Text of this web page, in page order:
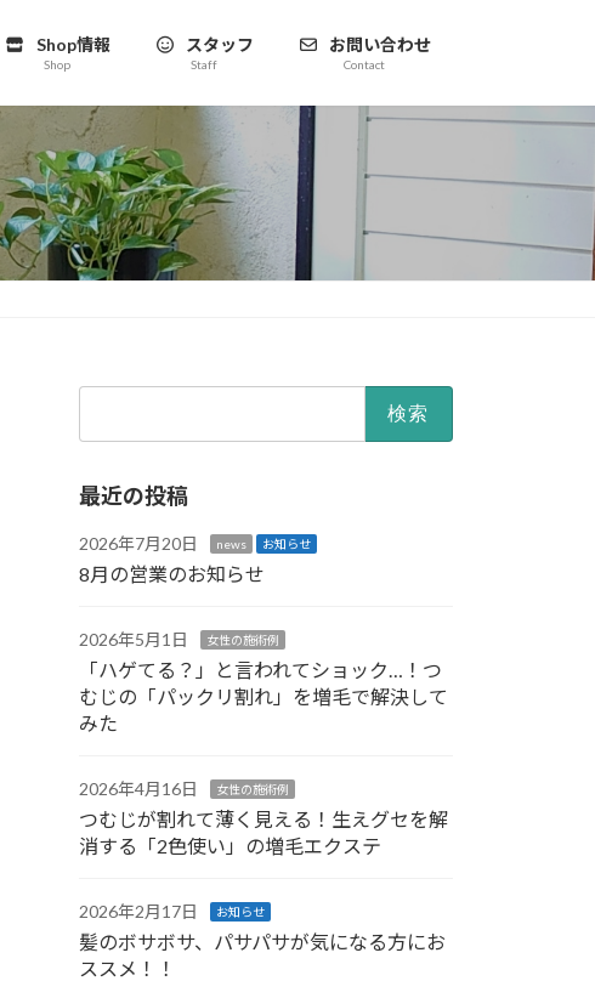
Shop情報
Shop
スタッフ
Staff
お問い合わせ
Contact
最近の投稿
2026年7月20日 news お知らせ
8月の営業のお知らせ
2026年5月1日 女性の施術例
「ハゲてる？」と言われてショック…！つ
むじの「パックリ割れ」を増毛で解決して
みた
2026年4月16日 女性の施術例
つむじが割れて薄く見える！生えグセを解
消する「2色使い」の増毛エクステ
2026年2月17日 お知らせ
髪のボサボサ、パサパサが気になる方にお
ススメ！！